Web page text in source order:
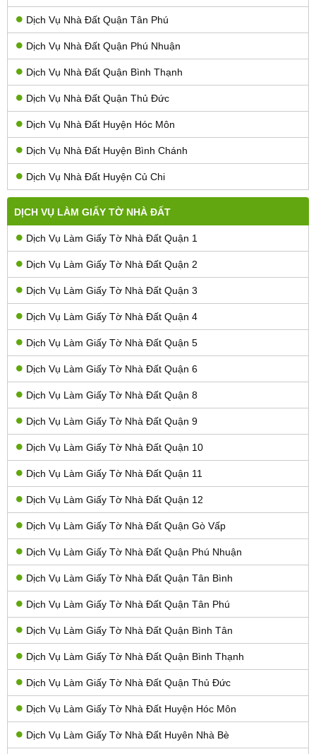
Dịch Vụ Nhà Đất Quận Tân Phú
Dịch Vụ Nhà Đất Quận Phú Nhuận
Dịch Vụ Nhà Đất Quận Bình Thạnh
Dịch Vụ Nhà Đất Quận Thủ Đức
Dịch Vụ Nhà Đất Huyện Hóc Môn
Dịch Vụ Nhà Đất Huyện Bình Chánh
Dịch Vụ Nhà Đất Huyện Củ Chi
DỊCH VỤ LÀM GIẤY TỜ NHÀ ĐẤT
Dịch Vụ Làm Giấy Tờ Nhà Đất Quận 1
Dịch Vụ Làm Giấy Tờ Nhà Đất Quận 2
Dịch Vụ Làm Giấy Tờ Nhà Đất Quận 3
Dịch Vụ Làm Giấy Tờ Nhà Đất Quận 4
Dịch Vụ Làm Giấy Tờ Nhà Đất Quận 5
Dịch Vụ Làm Giấy Tờ Nhà Đất Quận 6
Dịch Vụ Làm Giấy Tờ Nhà Đất Quận 8
Dịch Vụ Làm Giấy Tờ Nhà Đất Quận 9
Dịch Vụ Làm Giấy Tờ Nhà Đất Quận 10
Dịch Vụ Làm Giấy Tờ Nhà Đất Quận 11
Dịch Vụ Làm Giấy Tờ Nhà Đất Quận 12
Dịch Vụ Làm Giấy Tờ Nhà Đất Quận Gò Vấp
Dịch Vụ Làm Giấy Tờ Nhà Đất Quận Phú Nhuận
Dịch Vụ Làm Giấy Tờ Nhà Đất Quận Tân Bình
Dịch Vụ Làm Giấy Tờ Nhà Đất Quận Tân Phú
Dịch Vụ Làm Giấy Tờ Nhà Đất Quận Bình Tân
Dịch Vụ Làm Giấy Tờ Nhà Đất Quận Bình Thạnh
Dịch Vụ Làm Giấy Tờ Nhà Đất Quận Thủ Đức
Dịch Vụ Làm Giấy Tờ Nhà Đất Huyện Hóc Môn
Dịch Vụ Làm Giấy Tờ Nhà Đất Huyên Nhà Bè